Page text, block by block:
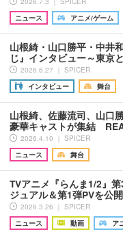
ニュース
アニメ/ゲーム
山根綺・山口勝平・中井
じ』インタビュー～東京
2026.6.27 ｜ SPICER
インタビュー
舞台
山根綺、佐藤流司、山口
豪華キャストが集結
2026.4.10 ｜ SPICER
ニュース
舞台
TVアニメ『らんま1/2』
ジュアル＆第1弾PVを公開
2026.3.26 ｜ SPICER
ニュース
動画 ア